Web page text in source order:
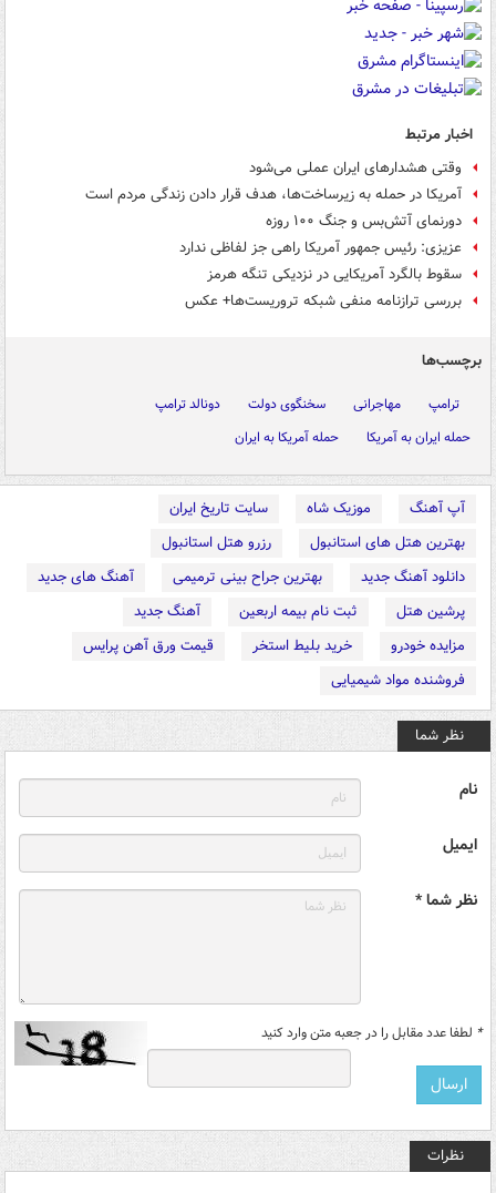
اخبار مرتبط
وقتی هشدارهای ایران عملی می‌شود
آمریکا در حمله به زیرساخت‌ها، هدف قرار دادن زندگی مردم است
دورنمای آتش‌بس و جنگ ۱۰۰ روزه
عزیزی: رئیس جمهور آمریکا راهی جز لفاظی ندارد
سقوط بالگرد آمریکایی در نزدیکی تنگه هرمز
بررسی ترازنامه منفی شبکه تروریست‌ها+ عکس
برچسب‌ها
ترامپ مهاجرانی سخنگوی دولت
دونالد ترامپ
حمله ایران به آمریکا
حمله آمریکا به ایران
آپ آهنگ موزیک شاه
سایت تاریخ ایران
بهترین هتل های استانبول
رزرو هتل استانبول
دانلود آهنگ جدید
بهترین جراح بینی ترمیمی
آهنگ های جدید
پرشین هتل
ثبت نام بیمه اربعین
آهنگ جدید
مزایده خودرو
خرید بلیط استخر
قیمت ورق آهن پرایس
فروشنده مواد شیمیایی
نظر شما
نام
ایمیل
نظر شما *
* لطفا عدد مقابل را در جعبه متن وارد کنید
نظرات